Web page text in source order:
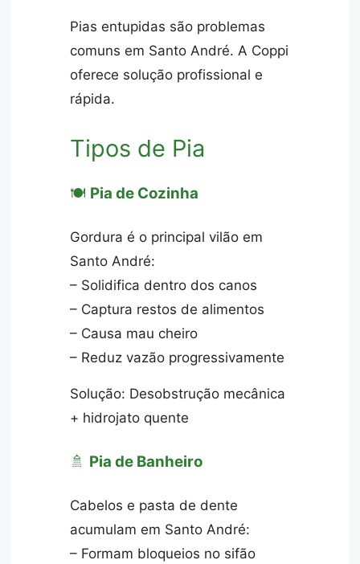
Pias entupidas são problemas
comuns em Santo André. A Coppi
oferece solução profissional e
rápida.
Tipos de Pia
🍽️ Pia de Cozinha
Gordura é o principal vilão em
Santo André:
– Solidifica dentro dos canos
– Captura restos de alimentos
– Causa mau cheiro
– Reduz vazão progressivamente
Solução: Desobstrução mecânica
+ hidrojato quente
🚿 Pia de Banheiro
Cabelos e pasta de dente
acumulam em Santo André:
– Formam bloqueios no sifão